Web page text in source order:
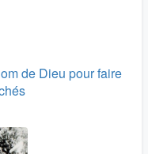
de Dieu pour faire